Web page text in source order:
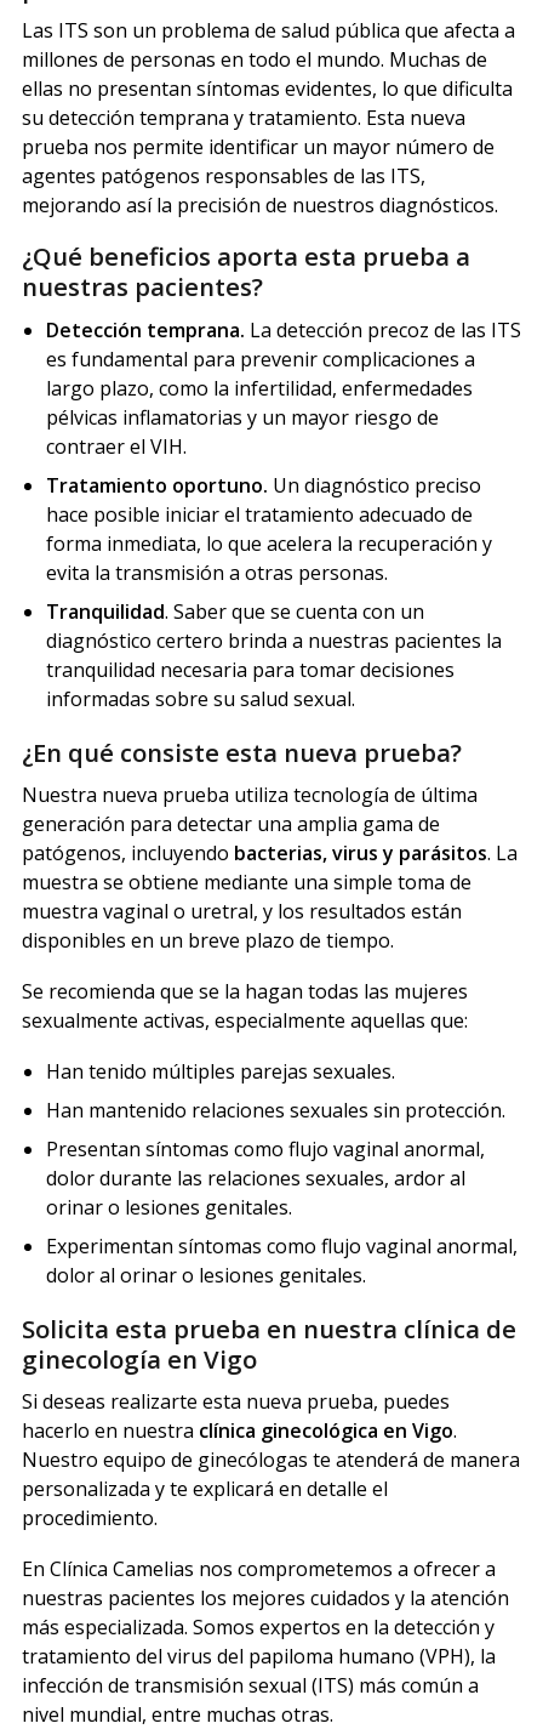
Las ITS son un problema de salud pública que afecta a
millones de personas en todo el mundo. Muchas de
ellas no presentan síntomas evidentes, lo que dificulta
su detección temprana y tratamiento. Esta nueva
prueba nos permite identificar un mayor número de
agentes patógenos responsables de las ITS,
mejorando así la precisión de nuestros diagnósticos.
¿Qué beneficios aporta esta prueba a
nuestras pacientes?
Detección temprana. La detección precoz de las ITS
es fundamental para prevenir complicaciones a
largo plazo, como la infertilidad, enfermedades
pélvicas inflamatorias y un mayor riesgo de
contraer el VIH.
Tratamiento oportuno. Un diagnóstico preciso
hace posible iniciar el tratamiento adecuado de
forma inmediata, lo que acelera la recuperación y
evita la transmisión a otras personas.
Tranquilidad. Saber que se cuenta con un
diagnóstico certero brinda a nuestras pacientes la
tranquilidad necesaria para tomar decisiones
informadas sobre su salud sexual.
¿En qué consiste esta nueva prueba?
Nuestra nueva prueba utiliza tecnología de última
generación para detectar una amplia gama de
patógenos, incluyendo bacterias, virus y parásitos. La
muestra se obtiene mediante una simple toma de
muestra vaginal o uretral, y los resultados están
disponibles en un breve plazo de tiempo.
Se recomienda que se la hagan todas las mujeres
sexualmente activas, especialmente aquellas que:
Han tenido múltiples parejas sexuales.
Han mantenido relaciones sexuales sin protección.
Presentan síntomas como flujo vaginal anormal,
dolor durante las relaciones sexuales, ardor al
orinar o lesiones genitales.
Experimentan síntomas como flujo vaginal anormal,
dolor al orinar o lesiones genitales.
Solicita esta prueba en nuestra clínica de
ginecología en Vigo
Si deseas realizarte esta nueva prueba, puedes
hacerlo en nuestra clínica ginecológica en Vigo.
Nuestro equipo de ginecólogas te atenderá de manera
personalizada y te explicará en detalle el
procedimiento.
En Clínica Camelias nos comprometemos a ofrecer a
nuestras pacientes los mejores cuidados y la atención
más especializada. Somos expertos en la detección y
tratamiento del virus del papiloma humano (VPH), la
infección de transmisión sexual (ITS) más común a
nivel mundial, entre muchas otras.